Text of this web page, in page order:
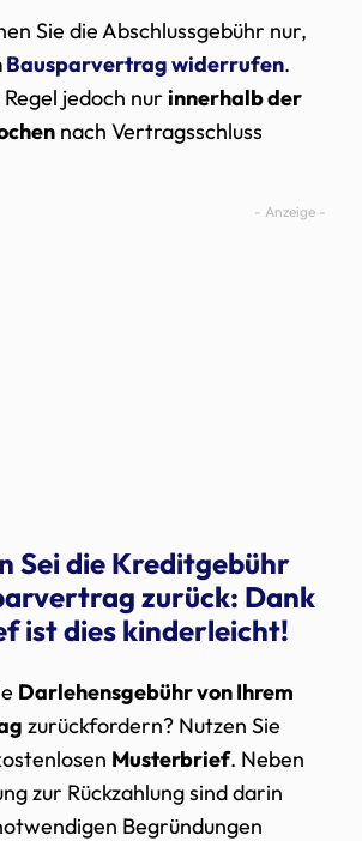
Sie die Abschlussgebühr nur,
Bausparvertrag widerrufen.
jedoch nur innerhalb der
nach Vertragsschluss
Sei die Kreditgebühr
zurück: Dank
ist dies kinderleicht!
Darlehensgebühr von Ihrem
zurückfordern? Nutzen Sie
Musterbrief. Neben
zur Rückzahlung sind darin
Begründungen